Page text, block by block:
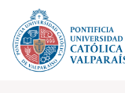
Click acá para ir